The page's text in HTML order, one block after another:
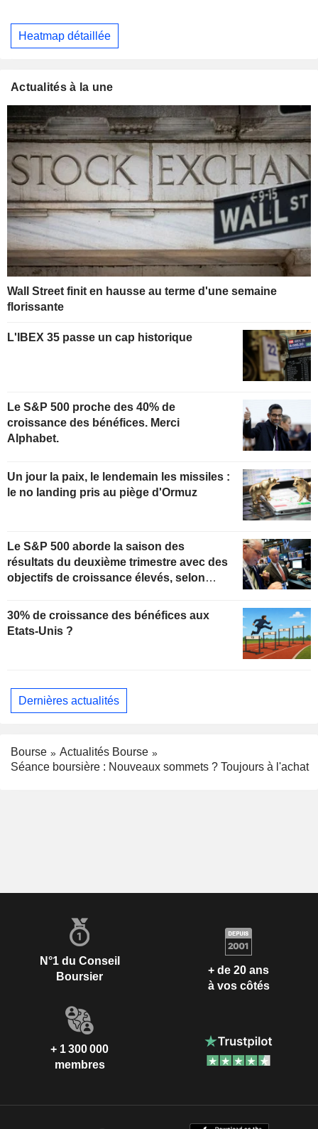
Heatmap détaillée
Actualités à la une
Wall Street finit en hausse au terme d'une semaine
florissante
L'IBEX 35 passe un cap historique
Le S&P 500 proche des 40% de
croissance des bénéfices. Merci
Alphabet.
Un jour la paix, le lendemain les missiles :
le no landing pris au piège d'Ormuz
Le S&P 500 aborde la saison des
résultats du deuxième trimestre avec des
objectifs de croissance élevés, selon
30% de croissance des bénéfices aux
Etats-Unis ?
Dernières actualités
Bourse
Actualités Bourse
Séance boursière : Nouveaux sommets ? Toujours à l'achat
N°1 du Conseil
Boursier
+ de 20 ans
à vos côtés
+ 1 300 000
membres